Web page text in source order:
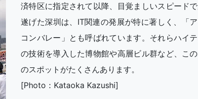
済特区に指定されて以降、目覚ましいスピード
遂げた深圳は、IT関連の発展が特に著しく、「
コンバレー」とも呼ばれています。それらハイ
の技術を導入した博物館や高層ビル群など、こ
のスポットがたくさんあります。
[Photo：Kataoka Kazushi]